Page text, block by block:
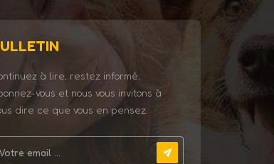
à lire, restez informé,
vous et nous vous invitons à
dire ce que vous en pensez.